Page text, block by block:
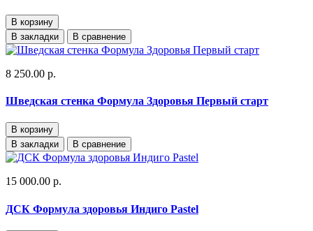
В корзину
В закладки
В сравнение
8 250.00 р.
Шведская стенка Формула Здоровья Первый старт
В корзину
В закладки
В сравнение
15 000.00 р.
ДСК Формула здоровья Индиго Pastel